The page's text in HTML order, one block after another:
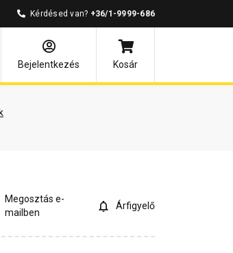
Kérdésed van? +36/1-9999-686
Bejelentkezés
Kosár
és válaszok
Megosztás e-
mailben
Árfigyelő